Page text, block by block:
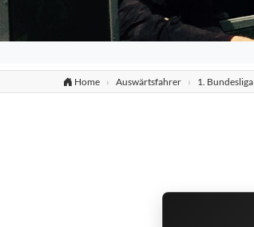
Home Auswärtsfahrer 1. Bundesliga